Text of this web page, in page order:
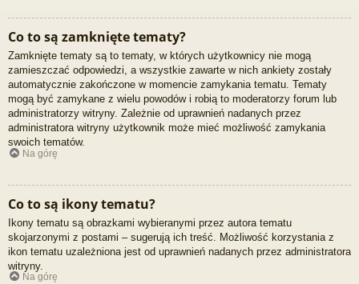
Co to są zamknięte tematy?
Zamknięte tematy są to tematy, w których użytkownicy nie mogą
zamieszczać odpowiedzi, a wszystkie zawarte w nich ankiety zostały
automatycznie zakończone w momencie zamykania tematu. Tematy
mogą być zamykane z wielu powodów i robią to moderatorzy forum lub
administratorzy witryny. Zależnie od uprawnień nadanych przez
administratora witryny użytkownik może mieć możliwość zamykania
swoich tematów.
Na górę
Co to są ikony tematu?
Ikony tematu są obrazkami wybieranymi przez autora tematu
skojarzonymi z postami – sugerują ich treść. Możliwość korzystania z
ikon tematu uzależniona jest od uprawnień nadanych przez administratora
witryny.
Na górę